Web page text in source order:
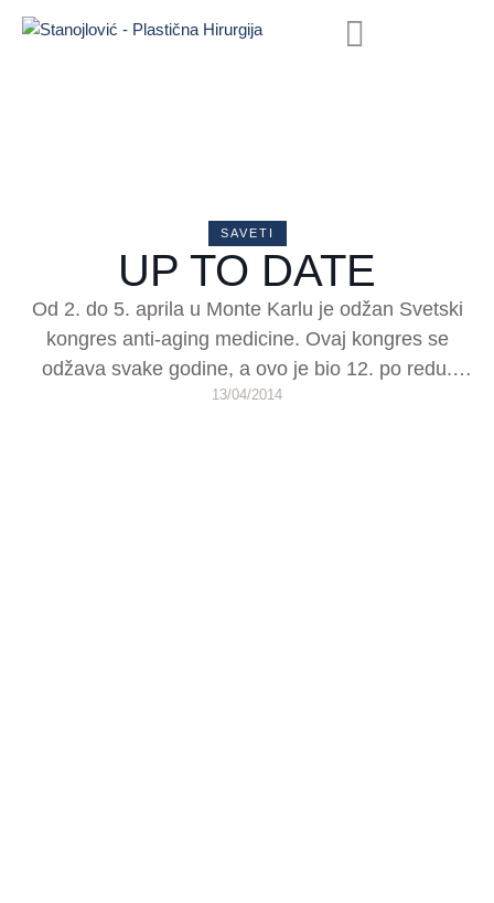
SAVETI
UP TO DATE
Od 2. do 5. aprila u Monte Karlu je odžan Svetski
kongres anti-aging medicine. Ovaj kongres se
odžava svake godine, a ovo je bio 12. po redu.
Slogan ovogodišnjeg kongresa bio je „Budite
13/04/2014